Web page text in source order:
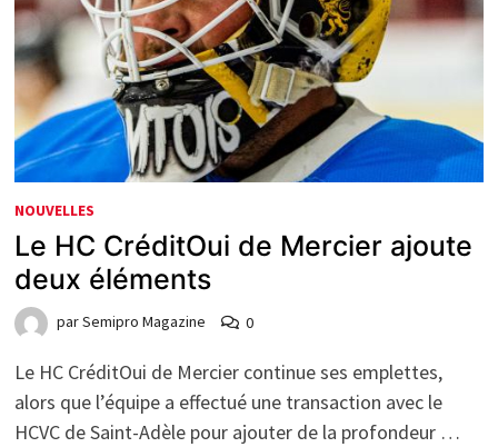
NOUVELLES
Le HC CréditOui de Mercier ajoute
deux éléments
parSemipro Magazine 0
Le HC CréditOui de Mercier continue ses emplettes,
alors que l’équipe a effectué une transaction avec le
HCVC de Saint-Adèle pour ajouter de la profondeur …